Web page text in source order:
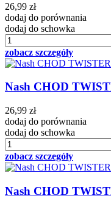
26,99 zł
dodaj do porównania
dodaj do schowka
zobacz szczegóły
Nash CHOD
26,99 zł
dodaj do porównania
dodaj do schowka
zobacz szczegóły
Nash CHOD